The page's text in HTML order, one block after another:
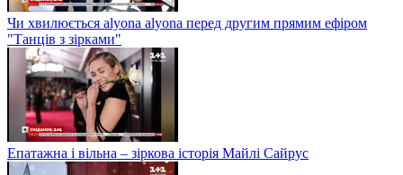
Чи хвилюється alyona alyona перед другим прямим ефіром
"Танців з зірками"
Епатажна і вільна – зіркова історія Майлі Сайрус